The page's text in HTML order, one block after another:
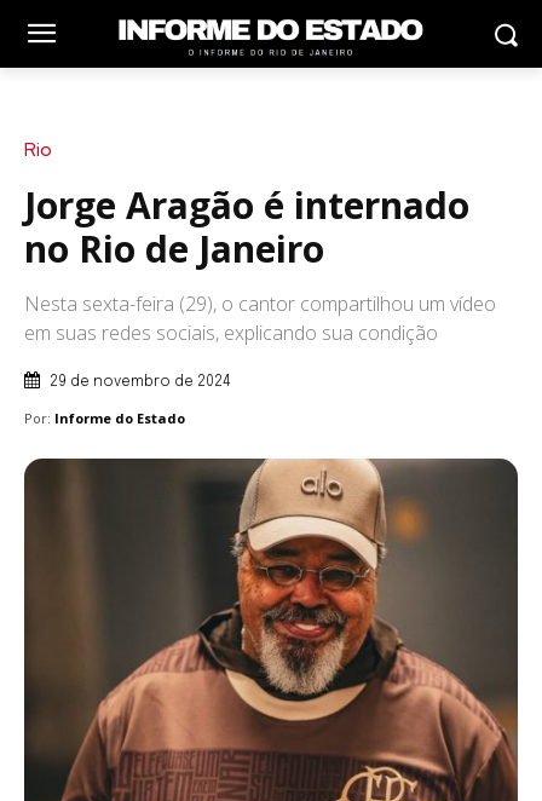
Rio
Jorge Aragão é internado
no Rio de Janeiro
Nesta sexta-feira (29), o cantor compartilhou um vídeo
em suas redes sociais, explicando sua condição
29 de novembro de 2024
Por: Informe do Estado